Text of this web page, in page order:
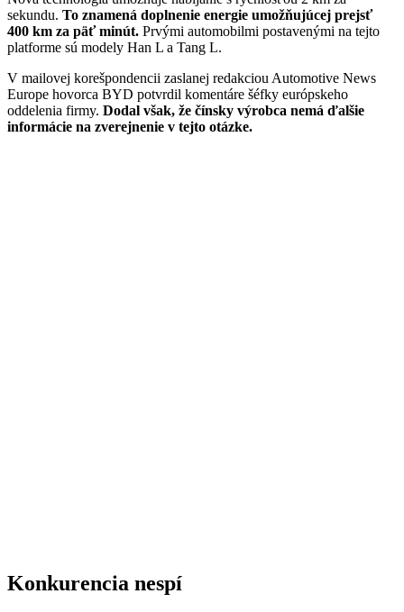
sekundu. To znamená doplnenie energie umožňujúcej prejsť
400 km za päť minút. Prvými automobilmi postavenými na tejto
platforme sú modely Han L a Tang L.
V mailovej korešpondencii zaslanej redakciou Automotive News
Europe hovorca BYD potvrdil komentáre šéfky európskeho
oddelenia firmy. Dodal však, že čínsky výrobca nemá ďalšie
informácie na zverejnenie v tejto otázke.
Konkurencia nespí